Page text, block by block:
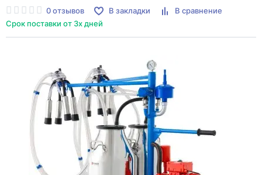
0 отзывов В закладки
В сравнение
Срок поставки от 3х дней